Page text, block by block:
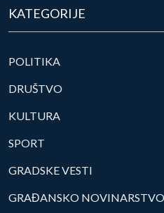
KATEGORIJE
POLITIKA
DRUŠTVO
KULTURA
SPORT
GRADSKE VESTI
GRAĐANSKO NOVINARSTVO